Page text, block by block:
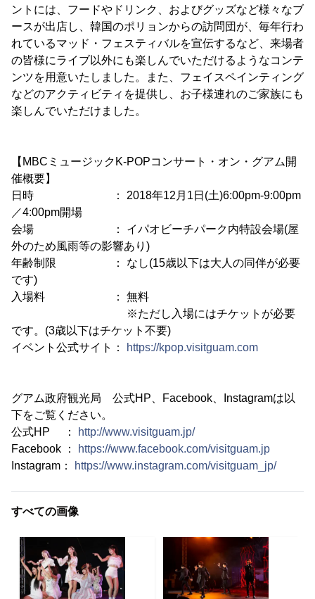
ントには、フードやドリンク、およびグッズなど様々なブ
ースが出店し、韓国のポリョンからの訪問団が、毎年行わ
れているマッド・フェスティバルを宣伝するなど、来場者
の皆様にライブ以外にも楽しんでいただけるようなコンテ
ンツを用意いたしました。また、フェイスペインティング
などのアクティビティを提供し、お子様連れのご家族にも
楽しんでいただけました。
【MBCミュージックK-POPコンサート・オン・グアム開
催概要】
日時 ： 2018年12月1日(土)6:00pm-9:00pm
／4:00pm開場
会場 ： イパオビーチパーク内特設会場(屋
外のため風雨等の影響あり)
年齢制限 ： なし(15歳以下は大人の同伴が必要
です)
入場料 ： 無料
※ただし入場にはチケットが必要
です。(3歳以下はチケット不要)
イベント公式サイト：
https://kpop.visitguam.com
グアム政府観光局 公式HP、Facebook、Instagramは以
下をご覧ください。
公式HP ：
http://www.visitguam.jp/
Facebook ：
https://www.facebook.com/visitguam.jp
Instagram：
https://www.instagram.com/visitguam_jp/
すべての画像